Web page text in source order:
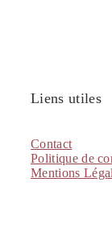
Liens utiles
Contact
Politique de
Mentions